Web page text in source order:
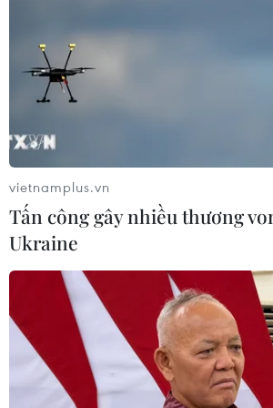
để làm số liệu tham khảo và nghiên
Trung Quốc tăng sản lượng
vietnamplus.vn
Tấn công gây nhiều thương
Ukraine